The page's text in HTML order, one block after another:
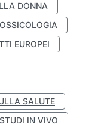
DONNA
EUROPEI
SALUTE
STUDI IN VIVO